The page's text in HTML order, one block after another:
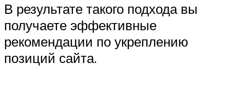
В результате такого подхода вы
получаете эффективные
рекомендации по укреплению
позиций сайта.